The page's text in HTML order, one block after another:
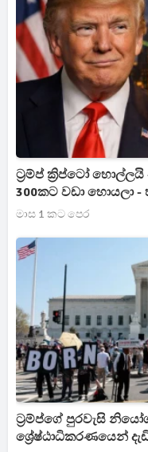
ට්‍රම්ප් ක්‍රිප්ටෝ
300කට වඩා හොයලා
මාස 1 කට පෙර
ට්‍රම්ප්ගේ පුරවැසි
ශ්‍රේෂ්ඨාධිකරණයෙන්